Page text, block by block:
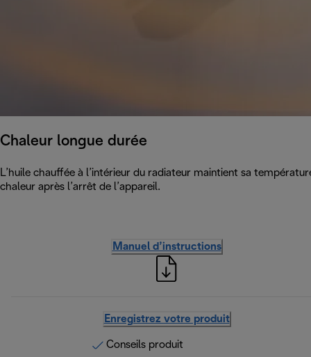
Chaleur longue durée
L’huile chauffée à l’intérieur du radiateur maintient sa
chaleur après l’arrêt de l’appareil.
Manuel d’instructions
Enregistrez votre produit
Conseils produit